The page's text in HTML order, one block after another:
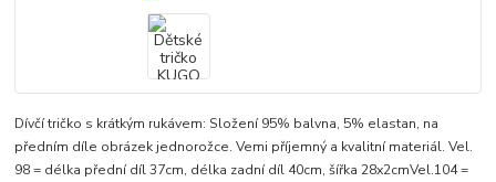
Dívčí tričko s krátkým rukávem: Složení 95% balvna, 5% elastan, na
předním díle obrázek jednorožce. Vemi příjemný a kvalitní materiál. Vel.
98 = délka přední díl 37cm, délka zadní díl 40cm, šířka 28x2cmVel.104 =